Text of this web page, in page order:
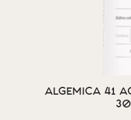
ALGEMICA 41